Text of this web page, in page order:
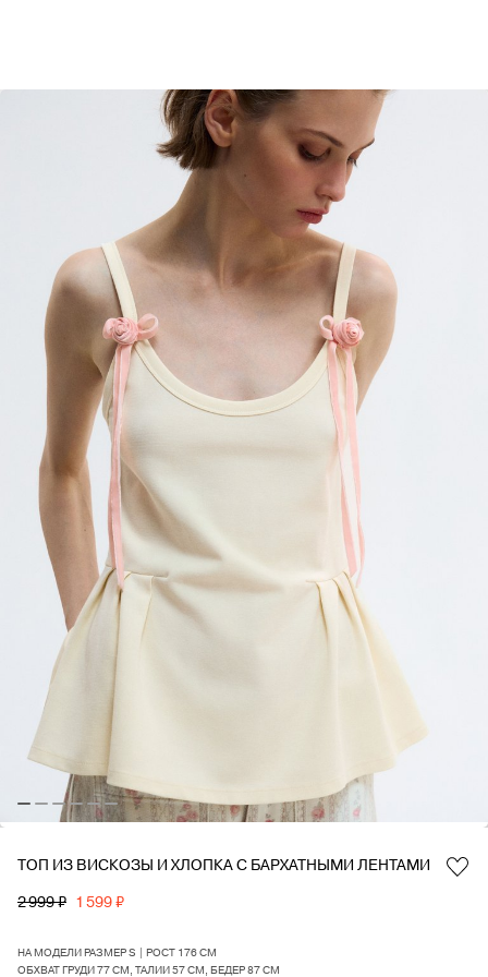
ТОП ИЗ ВИСКОЗЫ И ХЛОПКА С БАРХАТНЫМИ ЛЕНТАМИ
2 999 ₽ 1 599 ₽
НА МОДЕЛИ РАЗМЕР S | РОСТ 176 СМ
ОБХВАТ ГРУДИ 77 СМ, ТАЛИИ 57 СМ, БЕДЕР 87 СМ